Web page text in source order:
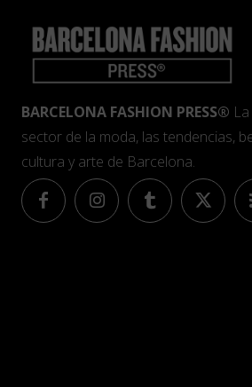
BARCELONA FASHION PRESS®
sector de la moda, las tendencias,
cultura y arte de Barcelona.